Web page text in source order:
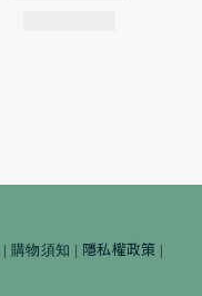
| 購物須知 | 隱私權政策 |